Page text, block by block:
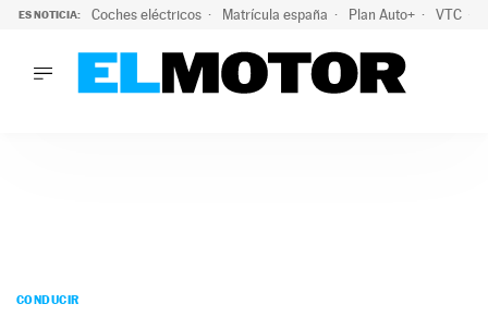
ES NOTICIA: Coches eléctricos Matrícula españa Plan Auto+ VTC
PODCAST
CONDUCIR